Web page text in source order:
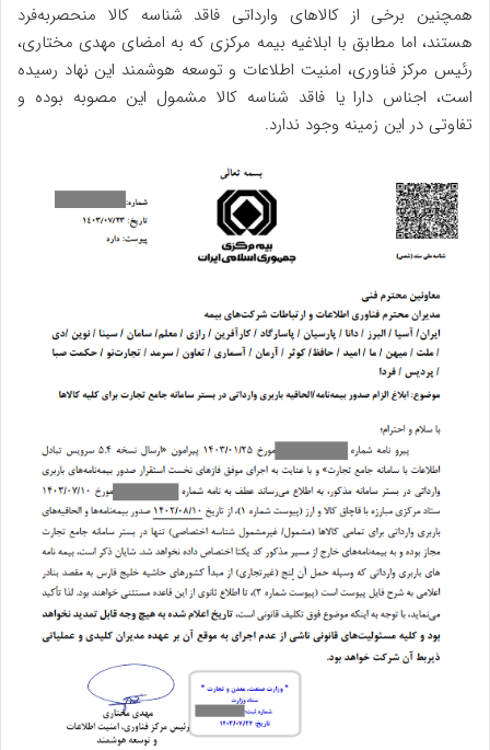
همچنین برخی از کالاهای وارداتی فاقد شناسه کالا منحصربه‌فرد
هستند، اما مطابق با ابلاغیه بیمه مرکزی که به امضای مهدی مختاری،
رئیس مرکز فناوری، امنیت اطلاعات و توسعه هوشمند این نهاد رسیده
است، اجناس دارا یا فاقد شناسه کالا مشمول این مصوبه بوده و
تفاوتی در این زمینه وجود ندارد.